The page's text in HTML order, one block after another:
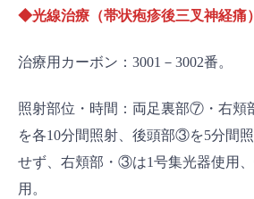
◆光線治療（帯状疱疹後三叉神経痛）
治療用カーボン：3001－3002番。
照射部位・時間：両足裏部⑦・右頬
を各10分間照射、後頭部③を5分間
せず、右頬部・③は1号集光器使用
用。